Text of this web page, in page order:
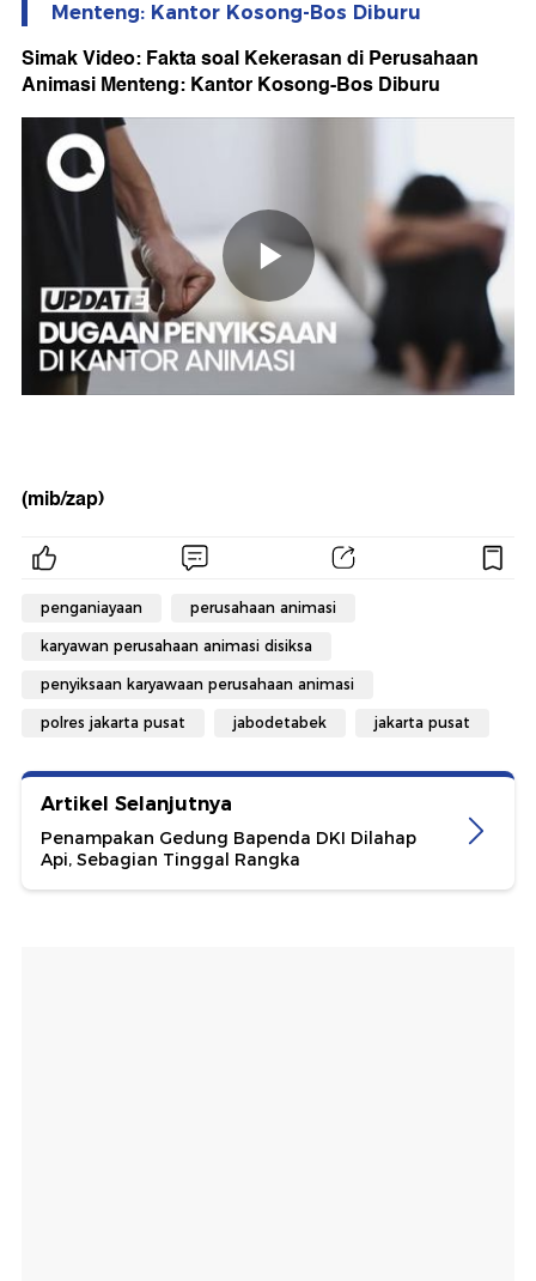
Menteng: Kantor Kosong-Bos Diburu
Simak Video: Fakta soal Kekerasan di Perusahaan
Animasi Menteng: Kantor Kosong-Bos Diburu
(mib/zap)
penganiayaan perusahaan animasi
karyawan perusahaan animasi disiksa
penyiksaan karyawaan perusahaan animasi
polres jakarta pusat jabodetabek jakarta pusat
Artikel Selanjutnya
Penampakan Gedung Bapenda DKI Dilahap
Api, Sebagian Tinggal Rangka